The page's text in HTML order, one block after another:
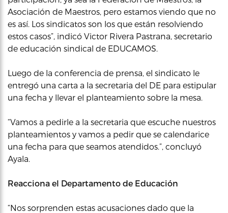
Asociación de Maestros, pero estamos viendo que no
es así. Los sindicatos son los que están resolviendo
estos casos”, indicó Victor Rivera Pastrana, secretario
de educación sindical de EDUCAMOS.
Luego de la conferencia de prensa, el sindicato le
entregó una carta a la secretaria del DE para estipular
una fecha y llevar el planteamiento sobre la mesa.
“Vamos a pedirle a la secretaria que escuche nuestros
planteamientos y vamos a pedir que se calendarice
una fecha para que seamos atendidos.”, concluyó
Ayala.
Reacciona el Departamento de Educación
“Nos sorprenden estas acusaciones dado que la